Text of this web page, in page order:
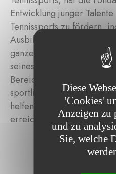
Entwicklung junger
Tennissports zu fördern,
Ausbildung und Teilnahme
ganzen Welt finanziert.
seines Wissens und
Bereich möchte der
sportlich begleiten und
helfen, das internationale
erreichen.
Diese
'Cookies'
Anzeigen zu
und zu
Sie, welche